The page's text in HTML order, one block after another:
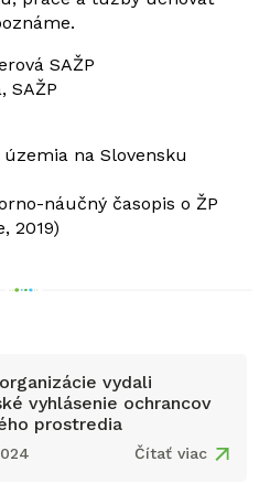
SAŽP
SAŽP
na Slovensku
náučný časopis o ŽP
2019)
vydali
vyhlásenie ochrancov
prostredia
Čítať viac